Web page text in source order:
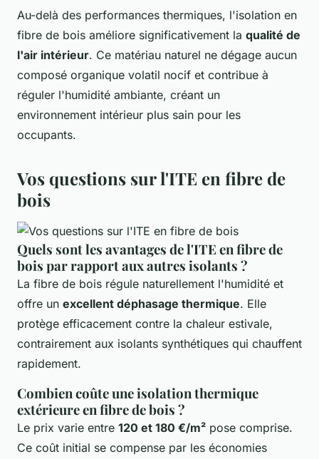
Au-delà des performances thermiques, l'isolation en
fibre de bois améliore significativement la qualité de
l'air intérieur. Ce matériau naturel ne dégage aucun
composé organique volatil nocif et contribue à
réguler l'humidité ambiante, créant un
environnement intérieur plus sain pour les
occupants.
Vos questions sur l'ITE en fibre de
bois
Quels sont les avantages de l'ITE en fibre de
bois par rapport aux autres isolants ?
La fibre de bois régule naturellement l'humidité et
offre un excellent déphasage thermique. Elle
protège efficacement contre la chaleur estivale,
contrairement aux isolants synthétiques qui chauffent
rapidement.
Combien coûte une isolation thermique
extérieure en fibre de bois ?
Le prix varie entre 120 et 180 €/m² pose comprise.
Ce coût initial se compense par les économies